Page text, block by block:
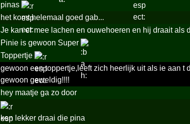
pinas
het komt helemaal goed gab...
Je kan er mee lachen en ouwehoeren en hij draait als
Pinie is gewoon Super
Toppertje
gewoon een toppertje,leeft zich heerlijk uit als ie aan t
gewoon geweldig!!!!
hey maatje ga zo door
ken lekker draai die pina